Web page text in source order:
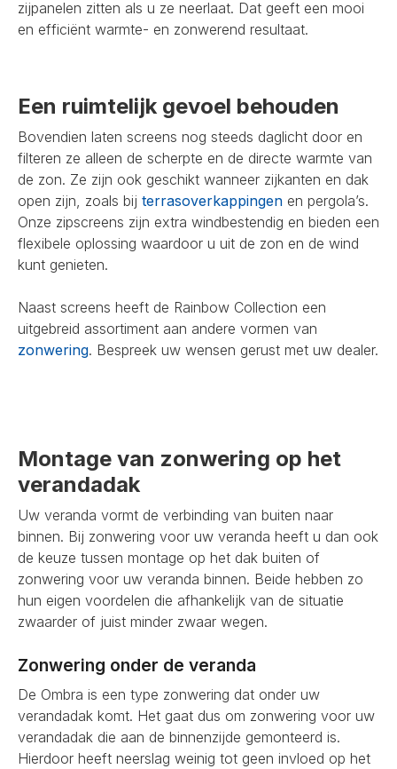
zijpanelen zitten als u ze neerlaat. Dat geeft een mooi
en efficiënt warmte- en zonwerend resultaat.
Een ruimtelijk gevoel behouden
Bovendien laten screens nog steeds daglicht door en
filteren ze alleen de scherpte en de directe warmte van
de zon. Ze zijn ook geschikt wanneer zijkanten en dak
open zijn, zoals bij terrasoverkappingen en pergola’s.
Onze zipscreens zijn extra windbestendig en bieden een
flexibele oplossing waardoor u uit de zon en de wind
kunt genieten.
Naast screens heeft de Rainbow Collection een
uitgebreid assortiment aan andere vormen van
zonwering. Bespreek uw wensen gerust met uw dealer.
Montage van zonwering op het
verandadak
Uw veranda vormt de verbinding van buiten naar
binnen. Bij zonwering voor uw veranda heeft u dan ook
de keuze tussen montage op het dak buiten of
zonwering voor uw veranda binnen. Beide hebben zo
hun eigen voordelen die afhankelijk van de situatie
zwaarder of juist minder zwaar wegen.
Zonwering onder de veranda
De Ombra is een type zonwering dat onder uw
verandadak komt. Het gaat dus om zonwering voor uw
verandadak die aan de binnenzijde gemonteerd is.
Hierdoor heeft neerslag weinig tot geen invloed op het